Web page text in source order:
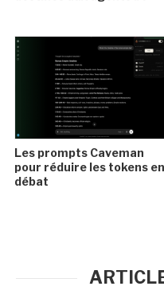
Les prompts Caveman
pour réduire les tokens en
débat